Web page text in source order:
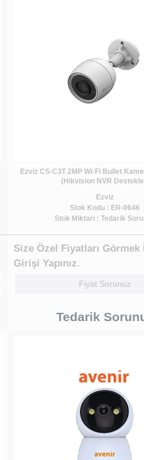
Ezviz CS-C3T 2MP Wi-Fi Bullet
(Hikvision NVR
Ezviz
Stok Kodu : ER-0646
Stok Miktarı : Tedarik
Size Özel Fiyatları Görmek
Girişi Yapınız.
Fiyat Sorunuz
Tedarik